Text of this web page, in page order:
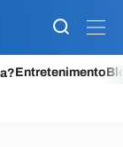
Entretenimento